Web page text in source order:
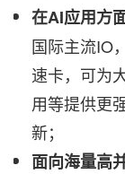
在AI应用方
国际主流IO
速卡，可为
用等提供更
新；
面向海量高